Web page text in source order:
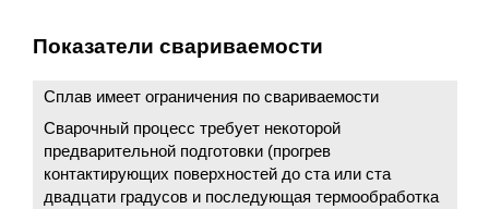
Показатели свариваемости
Сплав имеет ограничения по свариваемости
Сварочный процесс требует некоторой
предварительной подготовки (прогрев
контактирующих поверхностей до ста или ста
двадцати градусов и последующая термообработка